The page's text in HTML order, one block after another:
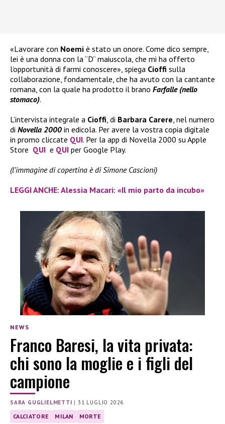
«Lavorare con Noemi è stato un onore. Come dico sempre,
lei è una donna con la “D” maiuscola, che mi ha offerto
l’opportunità di farmi conoscere», spiega Cioffi sulla
collaborazione, fondamentale, che ha avuto con la cantante
romana, con la quale ha prodotto il brano Farfalle (nello
stomaco).
L’intervista integrale a Cioffi, di Barbara Carere, nel numero
di Novella 2000 in edicola. Per avere la vostra copia digitale
in promo cliccate QUI. Per la app di Novella 2000 su Apple
Store QUI e QUI per Google Play.
(l’immagine di copertina è di Simone Cascioni)
LEGGI ANCHE: Alessia Macari: «Il mio parto da incubo»
NEWS
Franco Baresi, la vita privata:
chi sono la moglie e i figli del
campione
SARA GUGLIELMETTI |31 LUGLIO 2026
CALCIATORE MILAN MORTE